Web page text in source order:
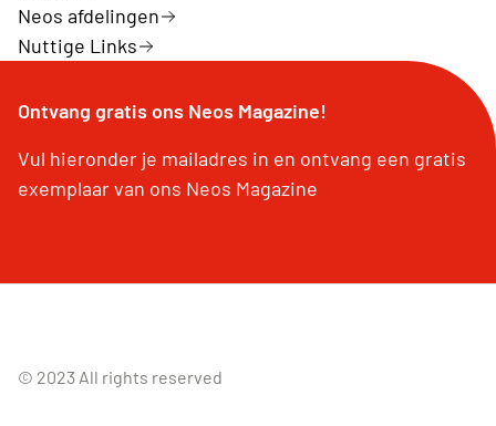
Neos afdelingen
Nuttige Links
Ontvang gratis ons Neos Magazine!
Vul hieronder je mailadres in en ontvang een gratis
exemplaar van ons Neos Magazine
© 2023 All rights reserved